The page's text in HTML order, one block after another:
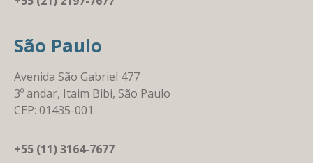
São Paulo
Avenida São Gabriel 477
3º andar, Itaim Bibi, São Paulo
CEP: 01435-001
+55 (11) 3164-7677